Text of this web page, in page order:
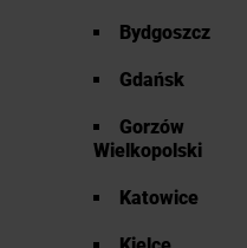
Bydgoszcz
Gdańsk
Gorzów
Wielkopolski
Katowice